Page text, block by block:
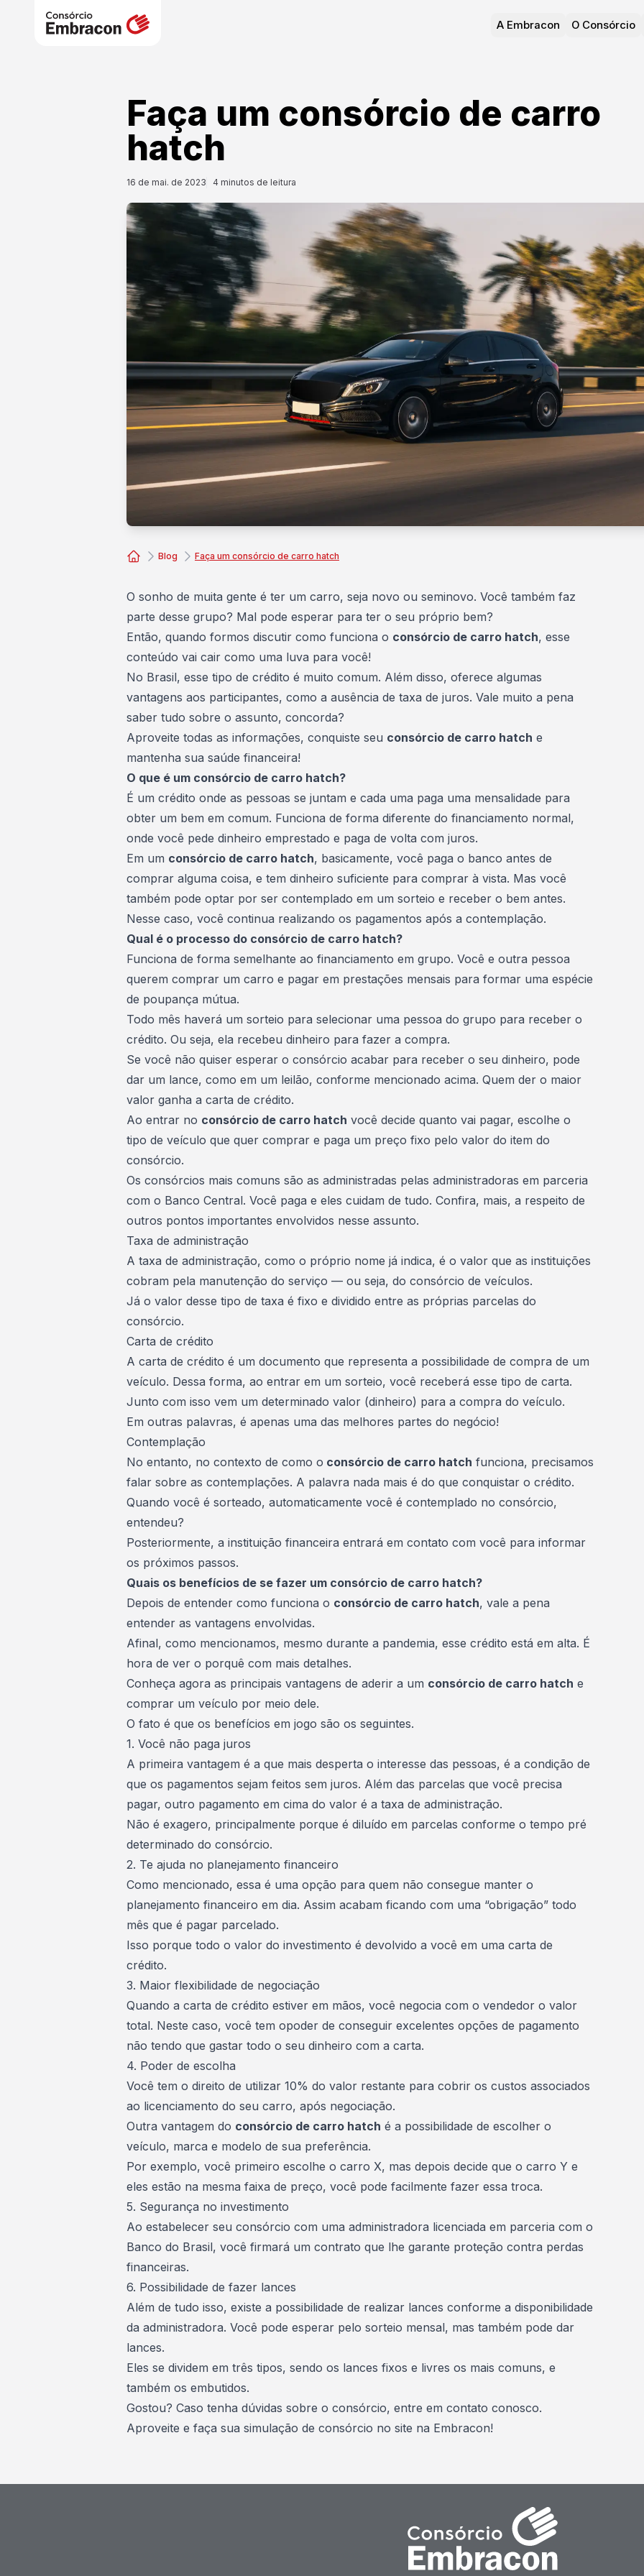
A Embracon O Consórcio
Faça um consórcio de carro
hatch
16 de mai. de 2023 4 minutos de leitura
Blog Faça um consórcio de carro hatch
O sonho de muita gente é ter um carro, seja novo ou seminovo. Você também faz
parte desse grupo? Mal pode esperar para ter o seu próprio bem?
Então, quando formos discutir como funciona o consórcio de carro hatch, esse
conteúdo vai cair como uma luva para você!
No Brasil, esse tipo de crédito é muito comum. Além disso, oferece algumas
vantagens aos participantes, como a ausência de taxa de juros. Vale muito a pena
saber tudo sobre o assunto, concorda?
Aproveite todas as informações, conquiste seu consórcio de carro hatch e
mantenha sua saúde financeira!
O que é um consórcio de carro hatch?
É um crédito onde as pessoas se juntam e cada uma paga uma mensalidade para
obter um bem em comum. Funciona de forma diferente do financiamento normal,
onde você pede dinheiro emprestado e paga de volta com juros.
Em um consórcio de carro hatch, basicamente, você paga o banco antes de
comprar alguma coisa, e tem dinheiro suficiente para comprar à vista. Mas você
também pode optar por ser contemplado em um sorteio e receber o bem antes.
Nesse caso, você continua realizando os pagamentos após a contemplação.
Qual é o processo do consórcio de carro hatch?
Funciona de forma semelhante ao financiamento em grupo. Você e outra pessoa
querem comprar um carro e pagar em prestações mensais para formar uma espécie
de poupança mútua.
Todo mês haverá um sorteio para selecionar uma pessoa do grupo para receber o
crédito. Ou seja, ela recebeu dinheiro para fazer a compra.
Se você não quiser esperar o consórcio acabar para receber o seu dinheiro, pode
dar um lance, como em um leilão, conforme mencionado acima. Quem der o maior
valor ganha a carta de crédito.
Ao entrar no consórcio de carro hatch você decide quanto vai pagar, escolhe o
tipo de veículo que quer comprar e paga um preço fixo pelo valor do item do
consórcio.
Os consórcios mais comuns são as administradas pelas administradoras em parceria
com o Banco Central. Você paga e eles cuidam de tudo. Confira, mais, a respeito de
outros pontos importantes envolvidos nesse assunto.
Taxa de administração
A taxa de administração, como o próprio nome já indica, é o valor que as instituições
cobram pela manutenção do serviço — ou seja, do consórcio de veículos.
Já o valor desse tipo de taxa é fixo e dividido entre as próprias parcelas do
consórcio.
Carta de crédito
A carta de crédito é um documento que representa a possibilidade de compra de um
veículo. Dessa forma, ao entrar em um sorteio, você receberá esse tipo de carta.
Junto com isso vem um determinado valor (dinheiro) para a compra do veículo.
Em outras palavras, é apenas uma das melhores partes do negócio!
Contemplação
No entanto, no contexto de como o consórcio de carro hatch funciona, precisamos
falar sobre as contemplações. A palavra nada mais é do que conquistar o crédito.
Quando você é sorteado, automaticamente você é contemplado no consórcio,
entendeu?
Posteriormente, a instituição financeira entrará em contato com você para informar
os próximos passos.
Quais os benefícios de se fazer um consórcio de carro hatch?
Depois de entender como funciona o consórcio de carro hatch, vale a pena
entender as vantagens envolvidas.
Afinal, como mencionamos, mesmo durante a pandemia, esse crédito está em alta. É
hora de ver o porquê com mais detalhes.
Conheça agora as principais vantagens de aderir a um consórcio de carro hatch e
comprar um veículo por meio dele.
O fato é que os benefícios em jogo são os seguintes.
1. Você não paga juros
A primeira vantagem é a que mais desperta o interesse das pessoas, é a condição de
que os pagamentos sejam feitos sem juros. Além das parcelas que você precisa
pagar, outro pagamento em cima do valor é a taxa de administração.
Não é exagero, principalmente porque é diluído em parcelas conforme o tempo pré
determinado do consórcio.
2. Te ajuda no planejamento financeiro
Como mencionado, essa é uma opção para quem não consegue manter o
planejamento financeiro em dia. Assim acabam ficando com uma “obrigação” todo
mês que é pagar parcelado.
Isso porque todo o valor do investimento é devolvido a você em uma carta de
crédito.
3. Maior flexibilidade de negociação
Quando a carta de crédito estiver em mãos, você negocia com o vendedor o valor
total. Neste caso, você tem opoder de conseguir excelentes opções de pagamento
não tendo que gastar todo o seu dinheiro com a carta.
4. Poder de escolha
Você tem o direito de utilizar 10% do valor restante para cobrir os custos associados
ao licenciamento do seu carro, após negociação.
Outra vantagem do consórcio de carro hatch é a possibilidade de escolher o
veículo, marca e modelo de sua preferência.
Por exemplo, você primeiro escolhe o carro X, mas depois decide que o carro Y e
eles estão na mesma faixa de preço, você pode facilmente fazer essa troca.
5. Segurança no investimento
Ao estabelecer seu consórcio com uma administradora licenciada em parceria com o
Banco do Brasil, você firmará um contrato que lhe garante proteção contra perdas
financeiras.
6. Possibilidade de fazer lances
Além de tudo isso, existe a possibilidade de realizar lances conforme a disponibilidade
da administradora. Você pode esperar pelo sorteio mensal, mas também pode dar
lances.
Eles se dividem em três tipos, sendo os lances fixos e livres os mais comuns, e
também os embutidos.
Gostou? Caso tenha dúvidas sobre o consórcio, entre em contato conosco.
Aproveite e faça sua simulação de consórcio no site na Embracon!